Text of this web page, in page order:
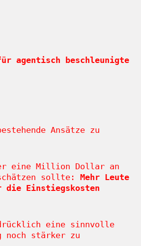
agentisch beschleunigte
Ansätze zu
eine Million Dollar an
sollte: Mehr Leute
die Einstiegskosten
eine sinnvolle
noch stärker zu